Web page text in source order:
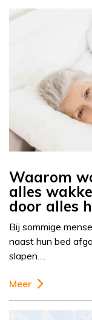
Waarom
alles
door alles
Bij sommige
naast hun bed
slapen….
Meer